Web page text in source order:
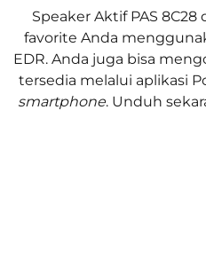
Speaker Aktif PAS
favorite Anda
EDR. Anda juga bisa
tersedia melalui aplikasi
smartphone. Unduh